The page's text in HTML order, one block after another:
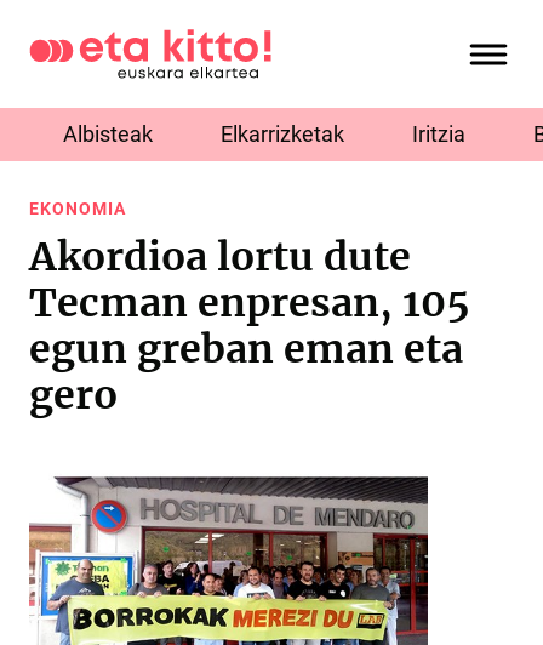
Albisteak Elkarrizketak Iritzia
EKONOMIA
Akordioa lortu dute
Tecman enpresan, 105
egun greban eman eta
gero